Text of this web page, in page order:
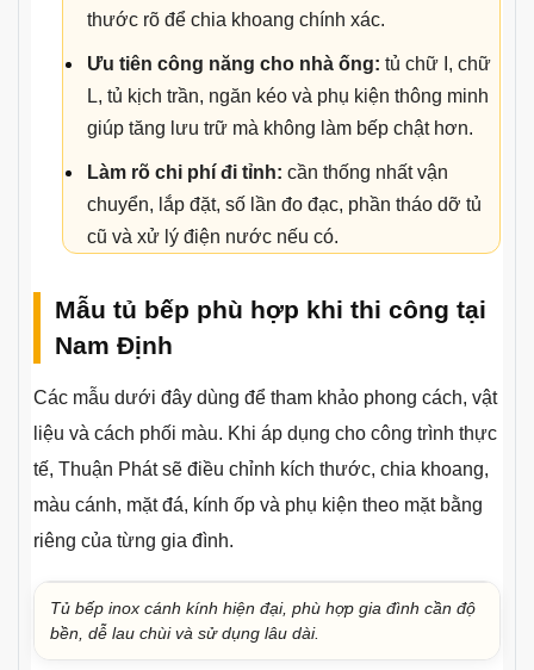
thước rõ để chia khoang chính xác.
Ưu tiên công năng cho nhà ống: tủ chữ I, chữ
L, tủ kịch trần, ngăn kéo và phụ kiện thông minh
giúp tăng lưu trữ mà không làm bếp chật hơn.
Làm rõ chi phí đi tỉnh: cần thống nhất vận
chuyển, lắp đặt, số lần đo đạc, phần tháo dỡ tủ
cũ và xử lý điện nước nếu có.
Mẫu tủ bếp phù hợp khi thi công tại
Nam Định
Các mẫu dưới đây dùng để tham khảo phong cách, vật
liệu và cách phối màu. Khi áp dụng cho công trình thực
tế, Thuận Phát sẽ điều chỉnh kích thước, chia khoang,
màu cánh, mặt đá, kính ốp và phụ kiện theo mặt bằng
riêng của từng gia đình.
Tủ bếp inox cánh kính hiện đại, phù hợp gia đình cần độ
bền, dễ lau chùi và sử dụng lâu dài.